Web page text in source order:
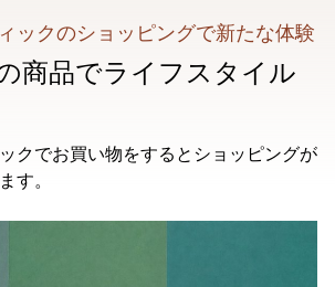
ックのショッピングで新たな体験
商品でライフスタイル
クでお買い物をするとショッピングが
す。